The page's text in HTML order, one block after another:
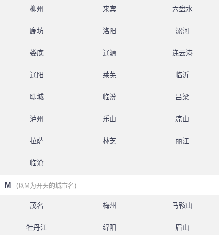
柳州 来宾 六盘水
廊坊 洛阳 漯河
娄底 辽源 连云港
辽阳 莱芜 临沂
聊城 临汾 吕梁
泸州 乐山 凉山
拉萨 林芝 丽江
临沧
M (以M为开头的城市名)
茂名 梅州 马鞍山
牡丹江 绵阳 眉山